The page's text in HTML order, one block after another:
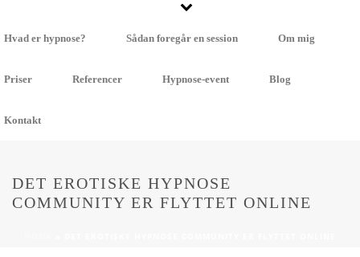
Hvad er hypnose? Sådan foregår en session Om mig
Priser Referencer Hypnose-event Blog
Kontakt
DET EROTISKE HYPNOSE
COMMUNITY ER FLYTTET ONLINE